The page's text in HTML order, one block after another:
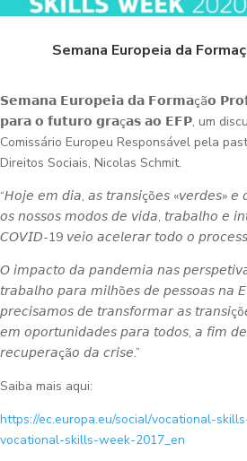
Semana Europeia da
𝗦𝗲𝗺𝗮𝗻𝗮 𝗘𝘂𝗿𝗼𝗽𝗲𝗶𝗮 𝗱𝗮 𝗙𝗼𝗿𝗺𝗮çã𝗼
𝗽𝗮𝗿𝗮 𝗼 𝗳𝘂𝘁𝘂𝗿𝗼 𝗴𝗿𝗮ç𝗮𝘀 𝗮𝗼 𝗘𝗙𝗣, um
Comissário Europeu Responsável pela
Direitos Sociais, Nicolas Schmit.
“𝘏𝘰𝘫𝘦 𝘦𝘮 𝘥𝘪𝘢, 𝘢𝘴 𝘵𝘳𝘢𝘯𝘴𝘪çõ𝘦𝘴 «𝘷𝘦𝘳𝘥𝘦𝘴» 𝘦
𝘰𝘴 𝘯𝘰𝘴𝘴𝘰𝘴 𝘮𝘰𝘥𝘰𝘴 𝘥𝘦 𝘷𝘪𝘥𝘢, 𝘵𝘳𝘢𝘣𝘢𝘭𝘩𝘰 𝘦
𝘊𝘖𝘝𝘐𝘋-19 𝘷𝘦𝘪𝘰 𝘢𝘤𝘦𝘭𝘦𝘳𝘢𝘳 𝘵𝘰𝘥𝘰 𝘰
𝘖 𝘪𝘮𝘱𝘢𝘤𝘵𝘰 𝘥𝘢 𝘱𝘢𝘯𝘥𝘦𝘮𝘪𝘢 𝘯𝘢𝘴
𝘵𝘳𝘢𝘣𝘢𝘭𝘩𝘰 𝘱𝘢𝘳𝘢 𝘮𝘪𝘭𝘩õ𝘦𝘴 𝘥𝘦 𝘱𝘦𝘴𝘴𝘰𝘢𝘴 𝘯𝘢
𝘱𝘳𝘦𝘤𝘪𝘴𝘢𝘮𝘰𝘴 𝘥𝘦 𝘵𝘳𝘢𝘯𝘴𝘧𝘰𝘳𝘮𝘢𝘳 𝘢𝘴
𝘦𝘮 𝘰𝘱𝘰𝘳𝘵𝘶𝘯𝘪𝘥𝘢𝘥𝘦𝘴 𝘱𝘢𝘳𝘢 𝘵𝘰𝘥𝘰𝘴, 𝘢 𝘧𝘪𝘮
𝘳𝘦𝘤𝘶𝘱𝘦𝘳𝘢çã𝘰 𝘥𝘢 𝘤𝘳𝘪𝘴𝘦.”
Saiba mais aqui:
https://ec.europa.eu/social/vocational-
vocational-skills-week-2017_en